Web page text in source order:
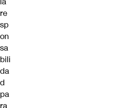
re
sp
on
sa
bili
da
d
pa
ra